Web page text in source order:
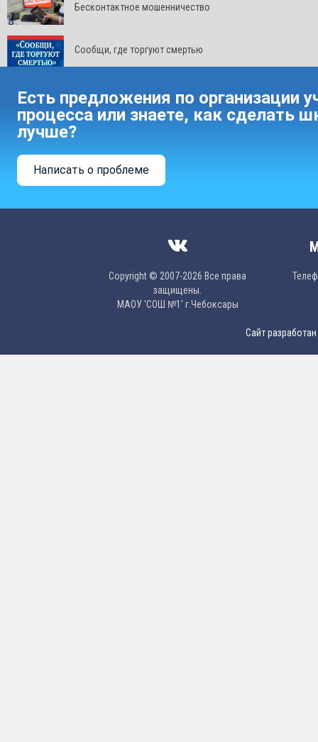
Бесконтактное мошенничество
Сообщи, где торгуют смертью
Есть предложения по организации
процесса или знаете, как сделать
лучше?
Написать о проблеме
Copyright © 2007-2026 Все права
защищены.
МAОУ 'CОШ №1' г.Чебоксары
Сайт